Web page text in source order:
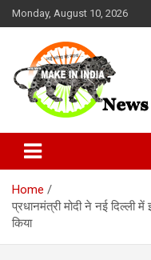
Skip
to
Monday, August 10, 2026
News Make
Home
प्रधानमंत्री मोदी ने नई दिल्ली
किया